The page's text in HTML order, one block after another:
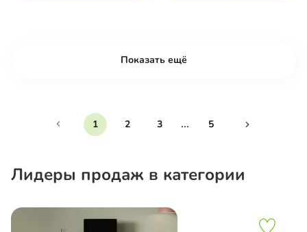
Показать ещё
1 2 3 ... 5
Лидеры продаж в категории